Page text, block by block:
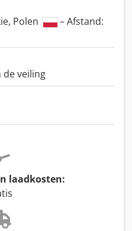
Polen
– Afstand:
de veiling
laadkosten: